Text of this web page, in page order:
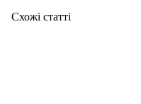
Схожі статтi